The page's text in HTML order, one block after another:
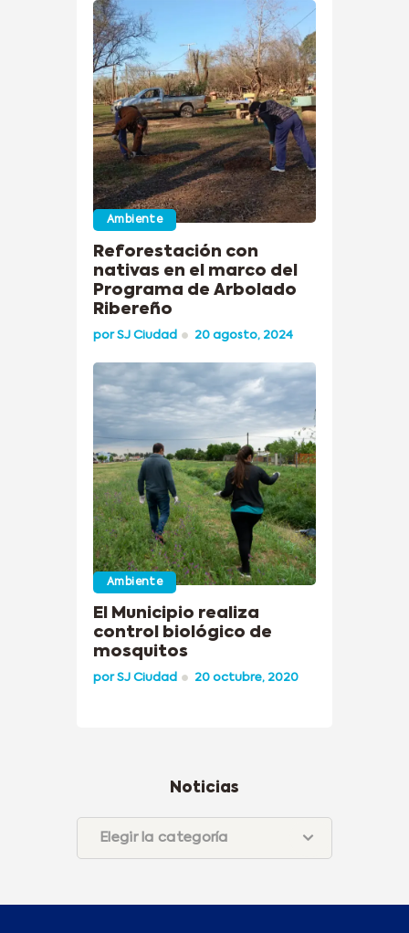
Ambiente
Reforestación con
nativas en el marco del
Programa de Arbolado
Ribereño
porSJ Ciudad 20 agosto, 2024
Ambiente
El Municipio realiza
control biológico de
mosquitos
porSJ Ciudad 20 octubre, 2020
Noticias